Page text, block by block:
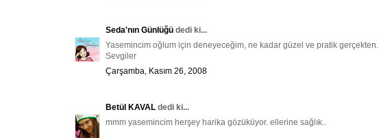
Seda'nın Günlüğü dedi ki...
Yasemincim oğlum için deneyeceğim, ne kadar güzel ve pratik gerçekten.
Sevgiler
Çarşamba, Kasım 26, 2008
Betül KAVAL dedi ki...
mmm yasemincim herşey harika gözüküyor. ellerine sağlık..